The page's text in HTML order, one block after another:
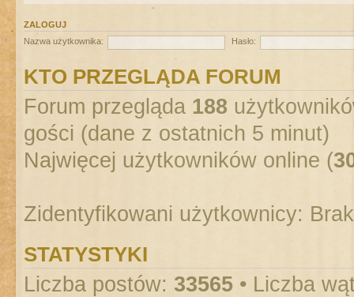
ZALOGUJ
Nazwa użytkownika:
Hasło:
KTO PRZEGLĄDA FORUM
Forum przegląda 188
gości (dane z ostatnich 5 minut)
Najwięcej użytkowników online (
Zidentyfikowani użytkownicy:
STATYSTYKI
Liczba postów: 33565 • Liczba